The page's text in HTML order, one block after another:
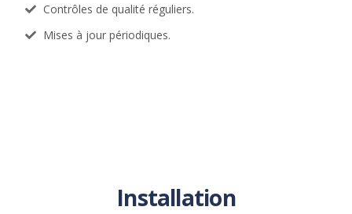
Contrôles de qualité réguliers.
Mises à jour périodiques.
Installation